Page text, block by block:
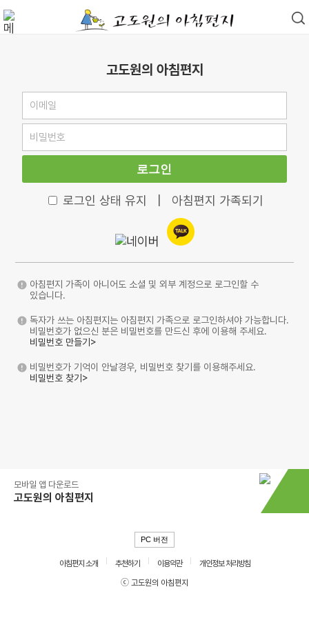
고도원의 아침편지
로그인
로그인 상태 유지 아침편지 가족되기
아침편지 가족이 아니어도 소셜 및 외부 계정으로 로그인할 수
있습니다.
독자가 쓰는 아침편지는 아침편지 가족으로 로그인하셔야 가능합니다.
비밀번호가 없으신 분은 비밀번호를 만드신 후에 이용해 주세요.
비밀번호 만들기>
비밀번호가 기억이 안날경우, 비밀번호 찾기를 이용해주세요.
비밀번호 찾기>
모바일 앱 다운로드
고도원의 아침편지
PC 버전
아침편지 소개 추천하기 이용약관
개인정보 처리방침
ⓒ 고도원의 아침편지